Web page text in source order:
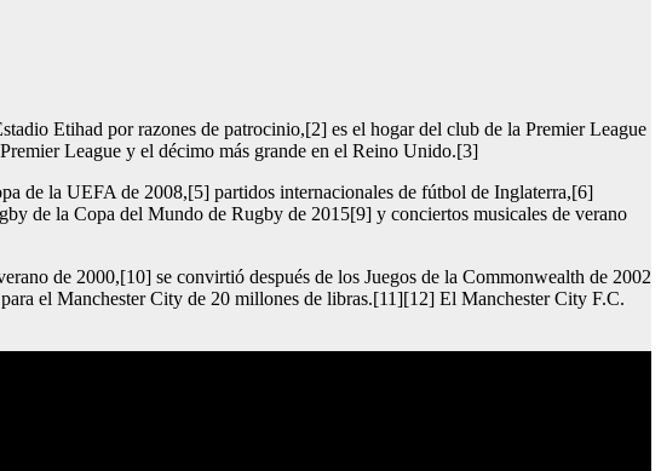
Etihad por razones de patrocinio,[2] es el hogar del club de la Premier League
League y el décimo más grande en el Reino Unido.[3]
de la UEFA de 2008,[5] partidos internacionales de fútbol de Inglaterra,[6]
de la Copa del Mundo de Rugby de 2015[9] y conciertos musicales de verano
de 2000,[10] se convirtió después de los Juegos de la Commonwealth de 2002
el Manchester City de 20 millones de libras.[11][12] El Manchester City F.C.